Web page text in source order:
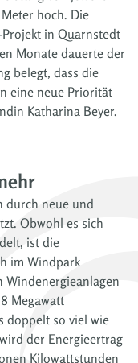
hoch. Die
in Quarnstedt
Monate dauerte der
belegt, dass die
eine neue Priorität
Katharina Beyer.
durch neue und
Obwohl es sich
ist die
im Windpark
Windenergieanlagen
Megawatt
doppelt so viel wie
der Energieertrag
Kilowattstunden